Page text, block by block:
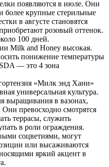
появляются в июле. Они
более крупные стерильные
в августе становятся
розовый оттенок.
100 дней.
Milk and Honey высокая.
понижение температуры
— это 4 зона
«Милк энд Хани»
универсальная культура.
выращивания в вазонах,
превосходно смотрятся
террасы, служить
в роли ограждения.
соцветиями, могут
или высаживаются
яркий акцент в